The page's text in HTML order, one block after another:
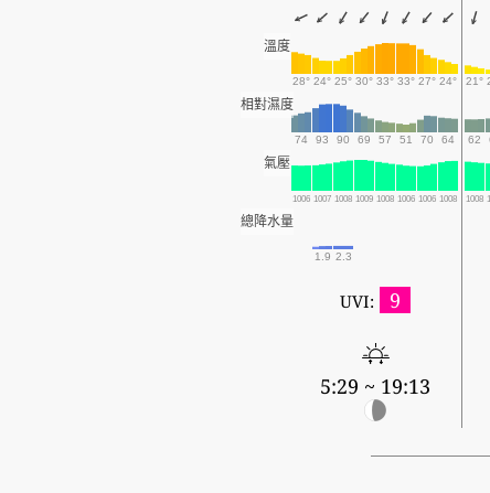
溫度
28° 24° 25° 30° 33° 33° 27° 24° 21°
相對濕度
74 93 90 69 57 51 70 64 62
氣壓
1006 1007 1008 1009 1008 1006 1006 1008 1008
總降水量
1.9 2.3
UVI: 9
5:29 ~ 19:13